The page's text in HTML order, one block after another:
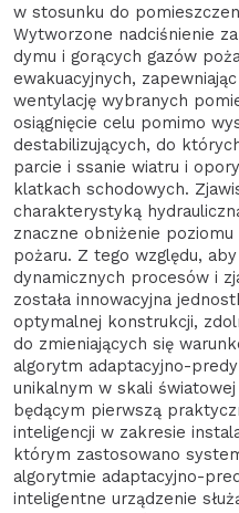
w stosunku do
Wytworzone nadciśnienie
dymu i gorących gazów
ewakuacyjnych,
wentylację wybranych
osiągnięcie celu pomimo
destabilizujących, do
parcie i ssanie wiatru i
klatkach schodowych.
charakterystyką
znaczne obniżenie
pożaru. Z tego względu,
dynamicznych procesów i
została innowacyjna
optymalnej konstrukcji,
do zmieniających się
algorytm adaptacyjno-
unikalnym w skali
będącym pierwszą
inteligencji w zakresie
którym zastosowano
algorytmie adaptacyjno-
inteligentne urządzenie